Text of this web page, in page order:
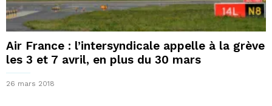
Air France : l’intersyndicale appelle à la grève
les 3 et 7 avril, en plus du 30 mars
26 mars 2018